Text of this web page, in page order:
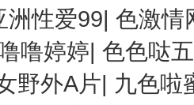
洲性爱99|色激情
噜婷婷| 色色哒
野外A片| 九色啦